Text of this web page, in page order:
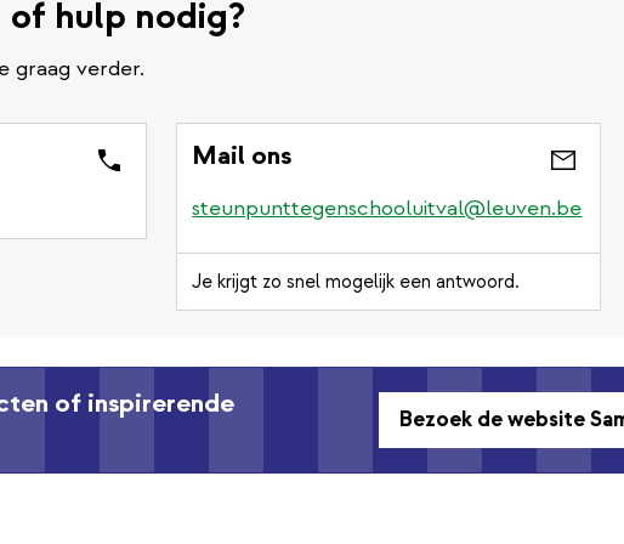
of hulp nodig?
graag verder.
Mail ons
steunpunttegenschooluitval@leuven.be
Je krijgt zo snel mogelijk een antwoord.
Bezoek de website
of inspirerende